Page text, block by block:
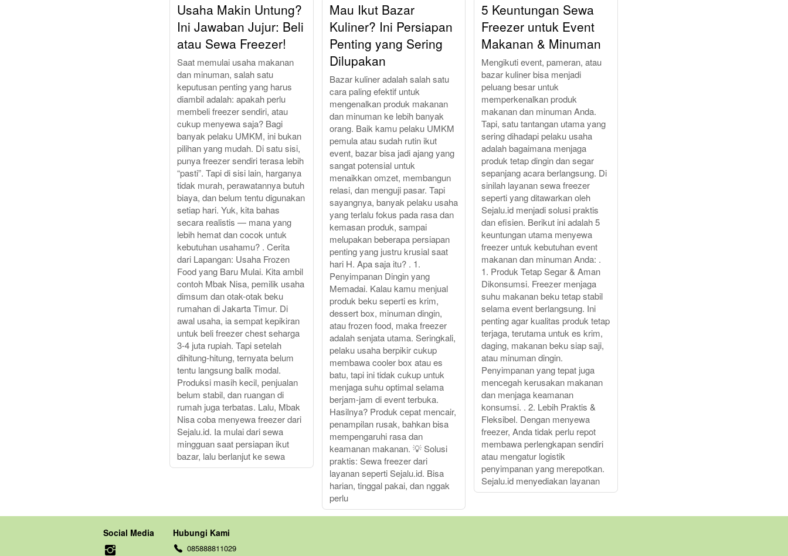
Usaha Makin Untung?
Ini Jawaban Jujur: Beli
atau Sewa Freezer!
Saat memulai usaha makanan
dan minuman, salah satu
keputusan penting yang harus
diambil adalah: apakah perlu
membeli freezer sendiri, atau
cukup menyewa saja? Bagi
banyak pelaku UMKM, ini bukan
pilihan yang mudah. Di satu sisi,
punya freezer sendiri terasa lebih
“pasti”. Tapi di sisi lain, harganya
tidak murah, perawatannya butuh
biaya, dan belum tentu digunakan
setiap hari. Yuk, kita bahas
secara realistis — mana yang
lebih hemat dan cocok untuk
kebutuhan usahamu? . Cerita
dari Lapangan: Usaha Frozen
Food yang Baru Mulai. Kita ambil
contoh Mbak Nisa, pemilik usaha
dimsum dan otak-otak beku
rumahan di Jakarta Timur. Di
awal usaha, ia sempat kepikiran
untuk beli freezer chest seharga
3-4 juta rupiah. Tapi setelah
dihitung-hitung, ternyata belum
tentu langsung balik modal.
Produksi masih kecil, penjualan
belum stabil, dan ruangan di
rumah juga terbatas. Lalu, Mbak
Nisa coba menyewa freezer dari
Sejalu.id. Ia mulai dari sewa
mingguan saat persiapan ikut
bazar, lalu berlanjut ke sewa
Mau Ikut Bazar
Kuliner? Ini Persiapan
Penting yang Sering
Dilupakan
Bazar kuliner adalah salah satu
cara paling efektif untuk
mengenalkan produk makanan
dan minuman ke lebih banyak
orang. Baik kamu pelaku UMKM
pemula atau sudah rutin ikut
event, bazar bisa jadi ajang yang
sangat potensial untuk
menaikkan omzet, membangun
relasi, dan menguji pasar. Tapi
sayangnya, banyak pelaku usaha
yang terlalu fokus pada rasa dan
kemasan produk, sampai
melupakan beberapa persiapan
penting yang justru krusial saat
hari H. Apa saja itu? . 1.
Penyimpanan Dingin yang
Memadai. Kalau kamu menjual
produk beku seperti es krim,
dessert box, minuman dingin,
atau frozen food, maka freezer
adalah senjata utama. Seringkali,
pelaku usaha berpikir cukup
membawa cooler box atau es
batu, tapi ini tidak cukup untuk
menjaga suhu optimal selama
berjam-jam di event terbuka.
Hasilnya? Produk cepat mencair,
penampilan rusak, bahkan bisa
mempengaruhi rasa dan
keamanan makanan. 💡 Solusi
praktis: Sewa freezer dari
layanan seperti Sejalu.id. Bisa
harian, tinggal pakai, dan nggak
perlu
5 Keuntungan Sewa
Freezer untuk Event
Makanan & Minuman
Mengikuti event, pameran, atau
bazar kuliner bisa menjadi
peluang besar untuk
memperkenalkan produk
makanan dan minuman Anda.
Tapi, satu tantangan utama yang
sering dihadapi pelaku usaha
adalah bagaimana menjaga
produk tetap dingin dan segar
sepanjang acara berlangsung. Di
sinilah layanan sewa freezer
seperti yang ditawarkan oleh
Sejalu.id menjadi solusi praktis
dan efisien. Berikut ini adalah 5
keuntungan utama menyewa
freezer untuk kebutuhan event
makanan dan minuman Anda: .
1. Produk Tetap Segar & Aman
Dikonsumsi. Freezer menjaga
suhu makanan beku tetap stabil
selama event berlangsung. Ini
penting agar kualitas produk tetap
terjaga, terutama untuk es krim,
daging, makanan beku siap saji,
atau minuman dingin.
Penyimpanan yang tepat juga
mencegah kerusakan makanan
dan menjaga keamanan
konsumsi. . 2. Lebih Praktis &
Fleksibel. Dengan menyewa
freezer, Anda tidak perlu repot
membawa perlengkapan sendiri
atau mengatur logistik
penyimpanan yang merepotkan.
Sejalu.id menyediakan layanan
Social Media Hubungi Kami
085888811029